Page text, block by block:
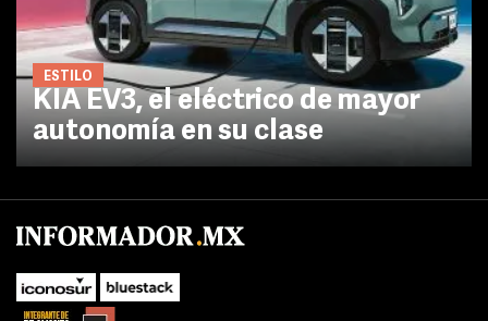
ESTILO
KIA EV3, el eléctrico de mayor
autonomía en su clase